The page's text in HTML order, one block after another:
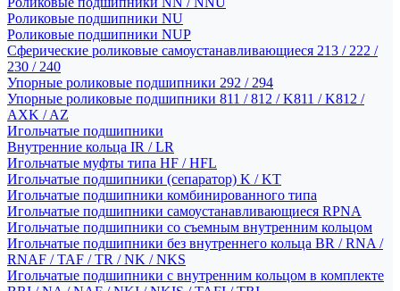
Роликовые подшипники NU
Роликовые подшипники NUP
Сферические роликовые самоустанавливающиеся 213 / 222 /
230 / 240
Упорные роликовые подшипники 292 / 294
Упорные роликовые подшипники 811 / 812 / K811 / K812 /
AXK / AZ
Игольчатые подшипники
Внутренние кольца IR / LR
Игольчатые муфты типа HF / HFL
Игольчатые подшипники (сепаратор) K / KT
Игольчатые подшипники комбинированного типа
Игольчатые подшипники самоустанавливающиеся RPNA
Игольчатые подшипники со съемным внутренним кольцом
Игольчатые подшипники без внутреннего кольца BR / RNA /
RNAF / TAF / TR / NK / NKS
Игольчатые подшипники с внутренним кольцом в комплекте